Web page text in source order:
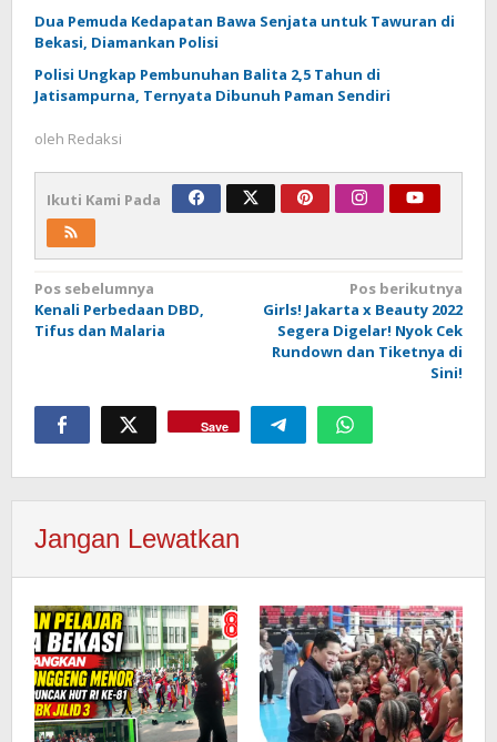
Dua Pemuda Kedapatan Bawa Senjata untuk Tawuran di
Bekasi, Diamankan Polisi
Polisi Ungkap Pembunuhan Balita 2,5 Tahun di
Jatisampurna, Ternyata Dibunuh Paman Sendiri
oleh Redaksi
Ikuti Kami Pada
Navigasi
pos
Pos sebelumnya
Kenali Perbedaan DBD,
Tifus dan Malaria
Pos berikutnya
Girls! Jakarta x Beauty 2022
Segera Digelar! Nyok Cek
Rundown dan Tiketnya di
Sini!
Save
Jangan Lewatkan